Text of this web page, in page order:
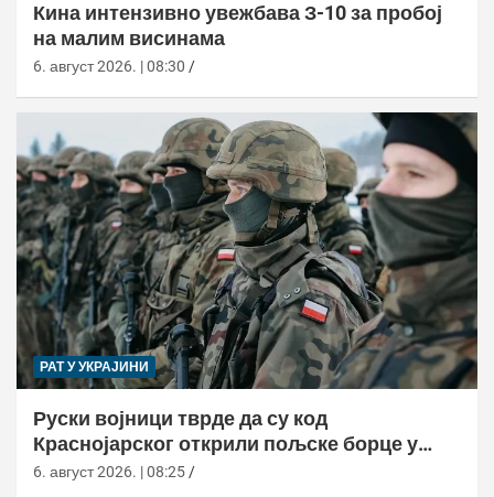
Кина интензивно увежбава З-10 за пробој
на малим висинама
6. август 2026. | 08:30
РАТ У УКРАЈИНИ
Руски војници тврде да су код
Краснојарског открили пољске борце у
НАТО униформама
6. август 2026. | 08:25